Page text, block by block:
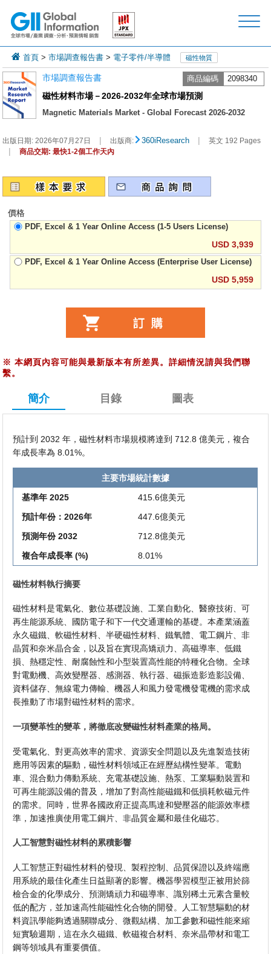
首頁 >市場調查報告書 > 電子零件/半導體 磁性物質
市場調查報告書 商品編碼 2098340
磁性材料市場－2026-2032年全球市場預測
Magnetic Materials Market - Global Forecast 2026-2032
出版日期:2026年07月27日 | 出版商: 360iResearch | 英文 192 Pages
| 商品交期: 最快1-2個工作天內
價格
PDF, Excel & 1 Year Online Access (1-5 Users License)
USD 3,939
PDF, Excel & 1 Year Online Access (Enterprise User License)
USD 5,959
※ 本網頁內容可能與最新版本有所差異。詳細情況請與我們聯
繫。
簡介 目錄 圖表
預計到 2032 年，磁性材料市場規模將達到 712.8 億美元，複合
年成長率為 8.01%。
主要市場統計數據
基準年 2025
415.6億美元
預計年份：2026年
447.6億美元
預測年份 2032
712.8億美元
複合年成長率 (%)
8.01%
磁性材料執行摘要
磁性材料是電氣化、數位基礎設施、工業自動化、醫療技術、可
再生能源系統、國防電子和下一代交通運輸的基礎。本產業涵蓋
永久磁鐵、軟磁性材料、半硬磁性材料、鐵氧體、電工鋼片、非
晶質和奈米晶合金，以及旨在實現高矯頑力、高磁導率、低鐵
損、熱穩定性、耐腐蝕性和小型裝置高性能的特種化合物。全球
對電動機、高效變壓器、感測器、執行器、磁振造影造影設備、
資料儲存、無線電力傳輸、機器人和風力發電機發電機的需求成
長推動了市場對磁性材料的需求。
一項變革性的變革，將徹底改變磁性材料產業的格局。
受電氣化、對更高效率的需求、資源安全問題以及先進製造技術
應用等因素的驅動，磁性材料領域正在經歷結構性變革。電動
車、混合動力傳動系統、充電基礎設施、熱泵、工業驅動裝置和
可再生能源設備的普及，增加了對高性能磁鐵和低損耗軟磁元件
的需求。同時，世界各國政府正提高馬達和變壓器的能源效率標
準，加速推廣使用電工鋼片、非晶質金屬和最佳化磁芯。
人工智慧對磁性材料的累積影響
人工智慧正對磁性材料的發現、製程控制、品質保證以及終端應
用系統的最佳化產生日益顯著的影響。機器學習模型正被用於篩
檢合金的化學成分、預測矯頑力和磁導率、識別稀土元素含量較
低的配方，並加速高性能磁性化合物的開發。人工智慧驅動的材
料資訊學能夠透過關聯成分、微觀結構、加工參數和磁性能來縮
短實驗週期，這在永久磁鐵、軟磁複合材料、奈米晶帶材和電工
鋼等領域具有重要價值。